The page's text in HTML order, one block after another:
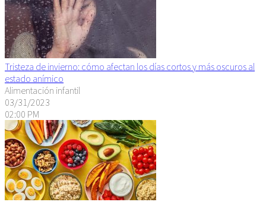
Tristeza de invierno: cómo afectan los días cortos y más oscuros al
estado anímico
Alimentación infantil
03/31/2023
02:00 PM